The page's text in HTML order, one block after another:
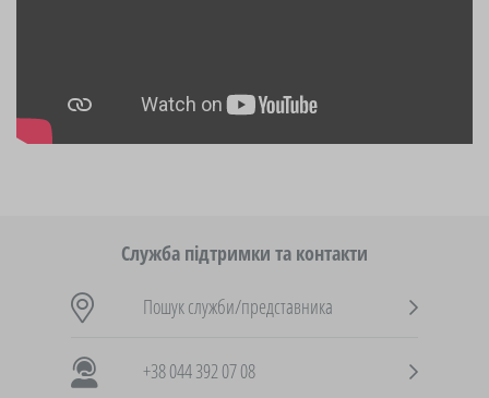
Служба підтримки та контакти
Пошук служби/представника
+38 044 392 07 08